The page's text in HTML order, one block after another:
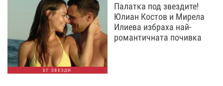
БГ ЗВЕЗДИ
Палатка под звездите!
Юлиан Костов и Мирела
Илиева избраха най-
романтичната почивка